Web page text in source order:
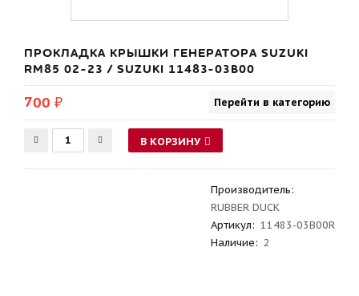
ПРОКЛАДКА КРЫШКИ ГЕНЕРАТОРА SUZUKI
RM85 02-23 / SUZUKI 11483-03B00
700 ₽ Перейти в категорию
В КОРЗИНУ
Производитель:
RUBBER DUCK
Артикул: 11483-03B00R
Наличие: 2